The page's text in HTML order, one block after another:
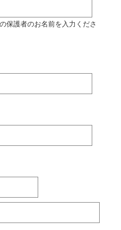
保護者のお名前を入力くださ